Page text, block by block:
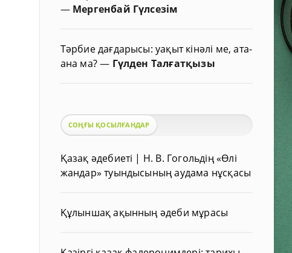
— Мергенбай Гүлсезім
Тәрбие дағдарысы: уақыт кінәлі ме, ата-
ана ма?— Гүлден Талғатқызы
СОҢҒЫ ҚОСЫЛҒАНДАР
Қазақ әдебиеті | Н. В. Гогольдің «Өлі
жандар» туындысының аудама нұсқасы
Құлыншақ ақынның әдеби мұрасы